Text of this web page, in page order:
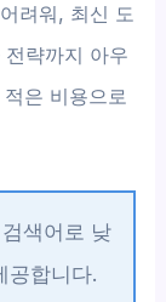
려워, 최신 도
략까지 아우
은 비용으로
색어로 낮
공합니다.